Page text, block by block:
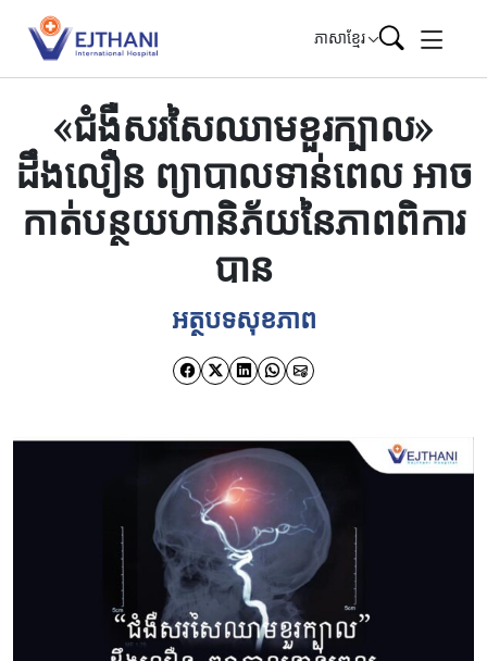
Skip to content
ភាសាខ្មែរ
«ជំងឺ​សរសៃឈាម​ខួរក្បាល​»
ដឹងលឿន ព្យាបាលទាន់ពេល អាច
កាត់បន្ថយហានិភ័យនៃភាពពិការ
បាន
អត្ថបទសុខភាព